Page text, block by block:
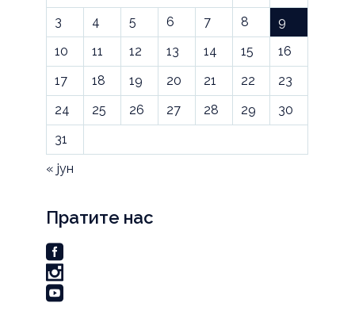
3
4 5 6 7 8
9
10
11 12 13 14 15
16
17
18 19 20 21 22
23
24
25 26 27 28 29
30
31
« јун
Пратите нас